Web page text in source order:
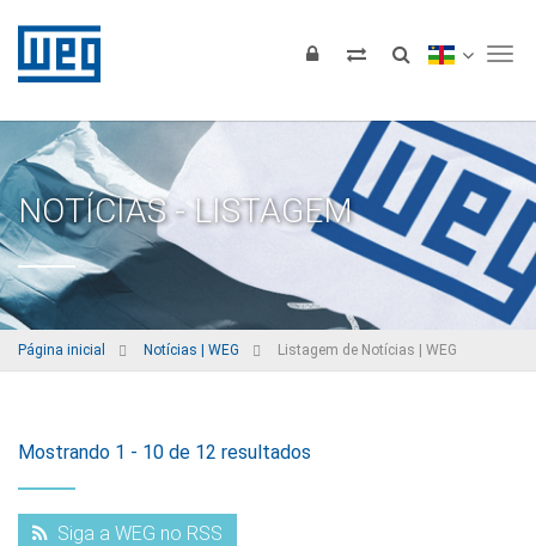
NOTÍCIAS - LISTAGEM
Página inicial Notícias | WEG Listagem de Notícias | WEG
Mostrando 1 - 10 de 12 resultados
Siga a WEG no RSS